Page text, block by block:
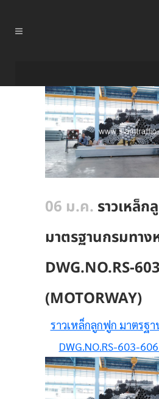
06 ม.ค. ราวเหล็ก
มาตรฐานกรมทาง
DWG.NO.RS-
(MOTORWAY)
ราวเหล็กลูกฟูก มาตรฐ
DWG.NO.RS-603-